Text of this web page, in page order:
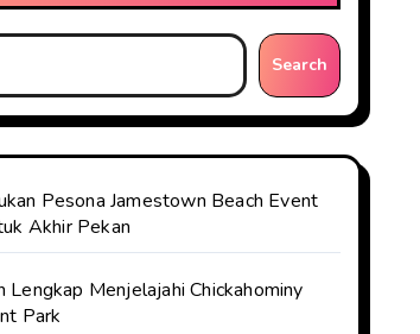
Search
Pesona Jamestown Beach Event
Akhir Pekan
Lengkap Menjelajahi Chickahominy
Park